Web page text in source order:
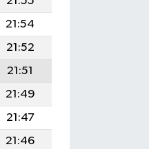
21:54
21:52
21:51
21:49
21:47
21:46